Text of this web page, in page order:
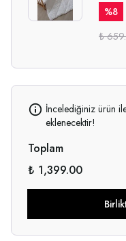
%8
₺
İncelediğiniz ürün
eklenecektir!
Toplam
₺ 1,399.00